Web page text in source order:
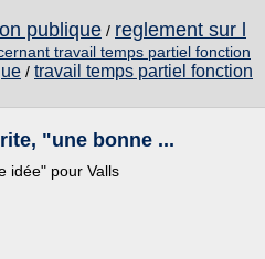
publique / reglement sur l
travail temps partiel fonction
/ travail temps partiel fonction
"une bonne ...
idée" pour Valls